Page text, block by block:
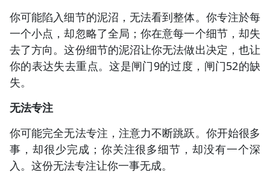
你可能陷入细节的泥沼，无法看到整体。你专注於每
一个小点，却忽略了全局；你在意每一个细节，却失
去了方向。这份细节的泥沼让你无法做出决定，也让
你的表达失去重点。这是闸门9的过度，闸门52的缺
失。
无法专注
你可能完全无法专注，注意力不断跳跃。你开始很多
事，却很少完成；你关注很多细节，却没有一个深
入。这份无法专注让你一事无成。